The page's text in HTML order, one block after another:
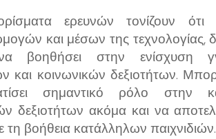
ερευνών τονίζουν
και μέσων της τεχνολογίας,
βοηθήσει στην ενίσχυση
και κοινωνικών δεξιοτήτων.
σημαντικό ρόλο στην
δεξιοτήτων ακόμα και να
τη βοήθεια κατάλληλων παιχνιδιών.